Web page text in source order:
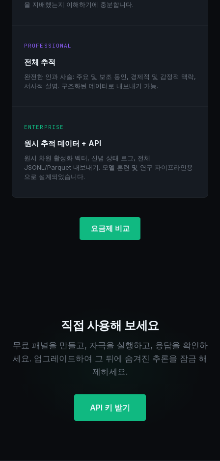
을 지배했는지 이해하기에 충분합니다.
PROFESSIONAL
전체 추적
완전한 인과 사슬: 주요 및 보조 동인, 경제적 및 감정적 맥락,
서사적 설명. 구조화된 데이터로 내보내기 가능.
ENTERPRISE
원시 추적 데이터 + API
원시 차원 활성화 벡터, 신념 상태 로그, 전체
JSONL/Parquet 내보내기. 모델 훈련 및 연구 파이프라인용
으로 설계되었습니다.
요금제 비교
직접 사용해 보세요
무료 패널을 만들고, 자극을 실행하고, 응답을 확인하
세요. 업그레이드하여 그 뒤에 숨겨진 추론을 잠금 해
제하세요.
API 키 받기